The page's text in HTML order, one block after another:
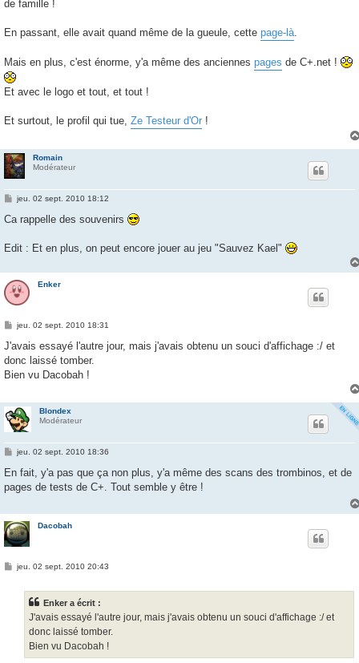
de famille !
En passant, elle avait quand même de la gueule, cette page-là.
Mais en plus, c'est énorme, y'a même des anciennes pages de C+.net !
Et avec le logo et tout, et tout !
Et surtout, le profil qui tue, Ze Testeur d'Or !
Romain
Modérateur
M
s
g
jeu. 02 sept. 2010 18:12
Ca rappelle des souvenirs
Edit : Et en plus, on peut encore jouer au jeu "Sauvez Kael"
Enker
M
s
a
g
jeu. 02 sept. 2010 18:31
J'avais essayé l'autre jour, mais j'avais obtenu un souci d'affichage :/ et
donc laissé tomber.
Bien vu Dacobah !
Blondex
Modérateur
M
s
a
jeu. 02 sept. 2010 18:36
En fait, y'a pas que ça non plus, y'a même des scans des trombinos, et de
pages de tests de C+. Tout semble y être !
Dacobah
Mjeu. 02 sept. 2010 20:43
Enker a écrit :
J'avais essayé l'autre jour, mais j'avais obtenu un souci d'affichage :/ et
donc laissé tomber.
Bien vu Dacobah !